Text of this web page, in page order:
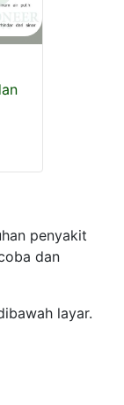
penyakit
dan
layar.